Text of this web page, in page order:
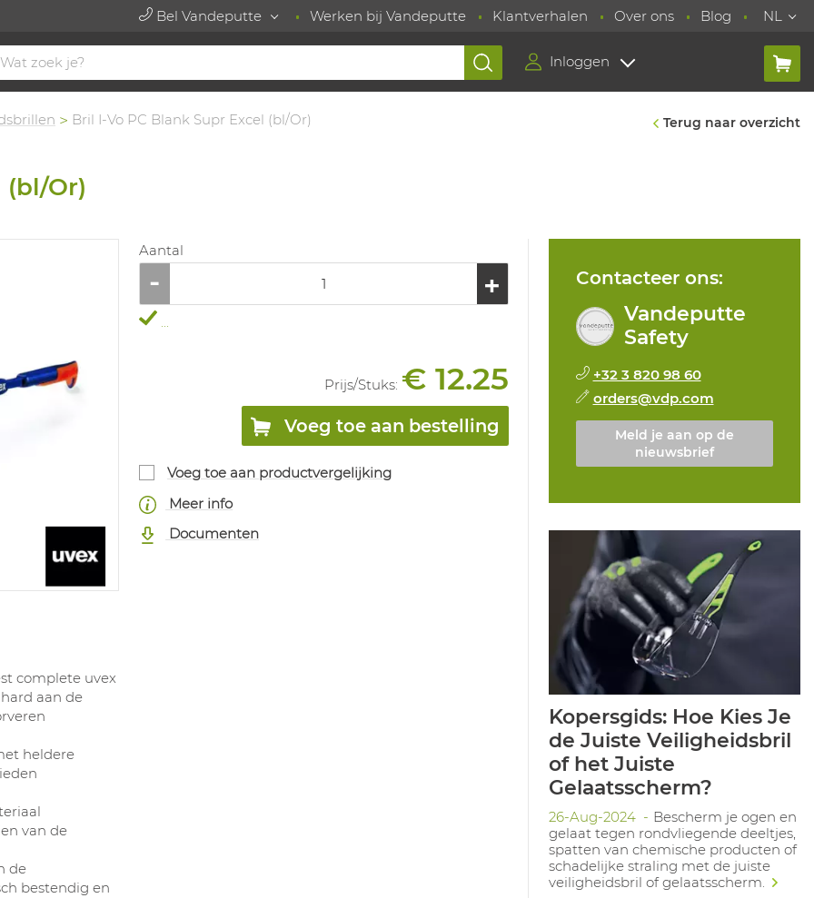
Bel Vandeputte Werken bij Vandeputte Klantverhalen Over ons Blog NL
Inloggen
Bril I-Vo PC Blank Supr Excel (bl/Or) Terug naar overzicht
(bl/Or)
complete uvex
aan de
heldere
van de
de
bestendig en
Aantal
...
Prijs/Stuks: € 12.25
Voeg toe aan bestelling
Voeg toe aan productvergelijking
Meer info
Documenten
Contacteer ons:
Vandeputte
Safety
+32 3 820 98 60
orders@vdp.com
Meld je aan op de
nieuwsbrief
Kopersgids: Hoe Kies Je
de Juiste Veiligheidsbril
of het Juiste
Gelaatsscherm?
26-Aug-2024
Bescherm je ogen en
gelaat tegen rondvliegende deeltjes,
spatten van chemische producten of
schadelijke straling met de juiste
veiligheidsbril of gelaatsscherm.